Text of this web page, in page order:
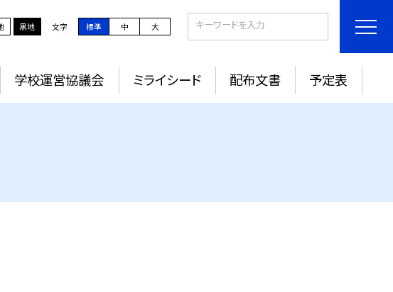
黒地 文字 標準 中 大
学校運営協議会 ミライシード 配布文書 予定表